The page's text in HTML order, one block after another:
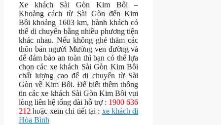
Xe khách Sài Gòn Kim Bôi –
Khoảng cách từ Sài Gòn đến Kim
Bôi khoảng 1603 km, hành khách có
thể di chuyển bằng nhiều phương tiện
khác nhau. Nếu không ghé thăm các
thôn bản người Mường ven đường và
để đảm bảo an toàn thì bạn có thể lựa
chọn các xe khách Sài Gòn Kim Bôi
chất lượng cao để di chuyển từ Sài
Gòn về Kim Bôi. Để biết thêm thông
tin các xe khách Sài Gòn Kim Bôi vui
lòng liên hệ tổng đài hỗ trợ : 1900 636
212 hoặc xem chi tiết tại : xe khách đi
Hòa Bình